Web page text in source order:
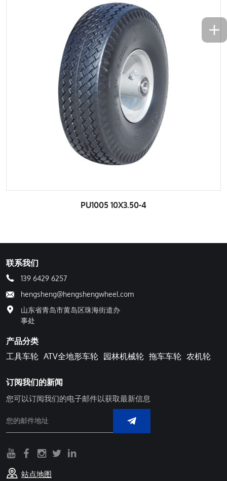
PU1005 10X3.50-4
联系我们
139 6429 6257
hengsheng@hengshengwheel.com
山东省青岛市黄岛区珠海街道办
事处
产品分类
工具车轮 ATV全地形车轮 园林机械轮 拖车车轮 农机轮
订阅我们的新闻
您可以订阅我们的电子邮件以获取最新信息
站点地图